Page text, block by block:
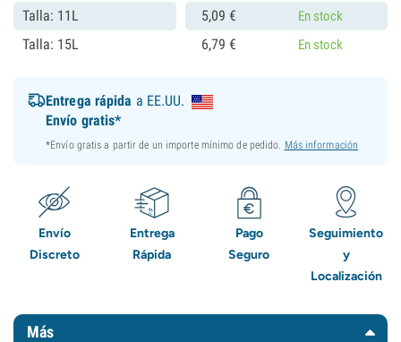
Talla: 11L 5,09 € En stock
Talla: 15L 6,79 € En stock
Entrega rápida a EE.UU.
Envío gratis*
*Envío gratis a partir de un importe mínimo de pedido. Más información
Envío
Discreto
Entrega
Rápida
Pago
Seguro
Seguimiento
y
Localización
Más